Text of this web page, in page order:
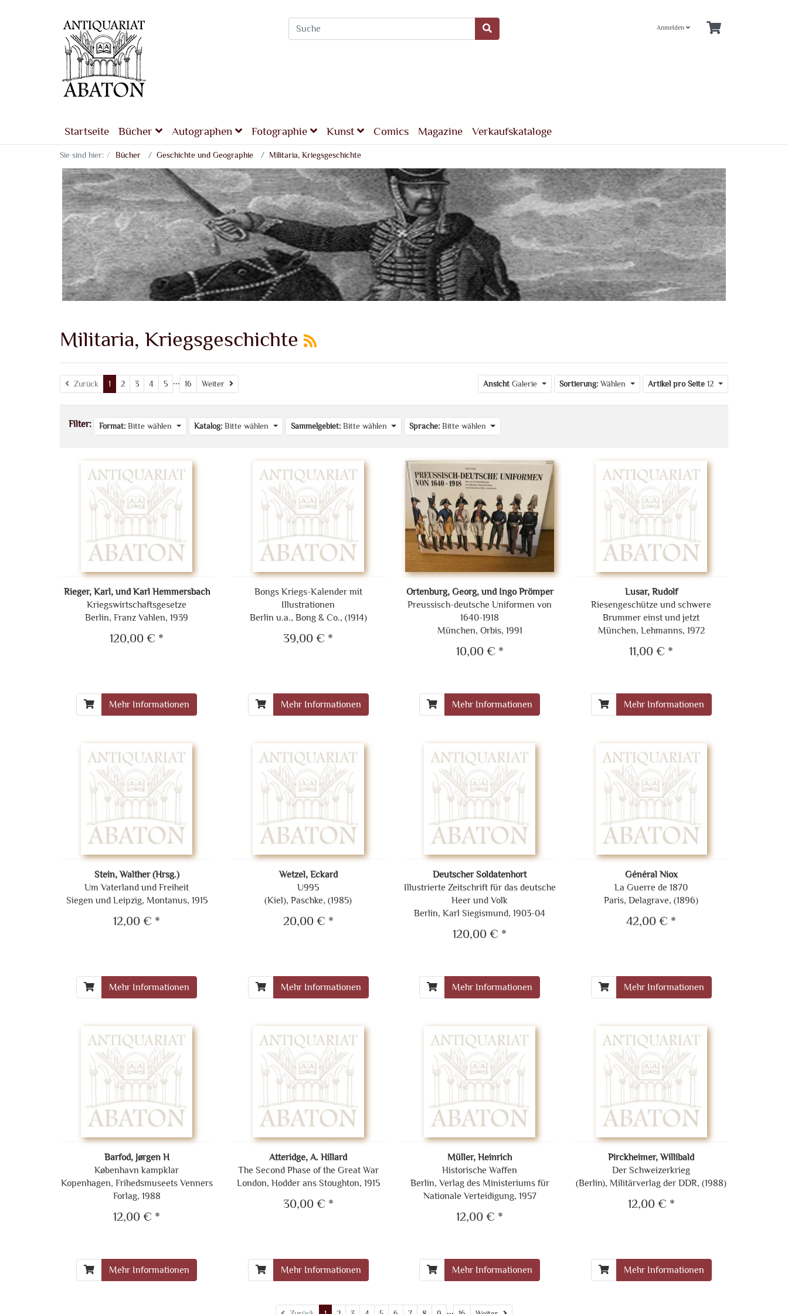
Anmelden
Startseite Bücher Autographen Fotographie Kunst Comics Magazine Verkaufskataloge
Sie sind hier: Bücher Geschichte und Geographie Militaria, Kriegsgeschichte
Militaria, Kriegsgeschichte
Zurück 1 2 3 4 5 ... 16 Weiter Weiter Ansicht Galerie Sortierung: Wählen Artikel pro Seite 12
Filter: Format: Bitte wählen Katalog: Bitte wählen Sammelgebiet: Bitte wählen Sprache: Bitte wählen
Rieger, Karl, und Karl Hemmersbach
Kriegswirtschaftsgesetze
Berlin, Franz Vahlen, 1939
120,00 € *
Mehr Informationen
Bongs Kriegs-Kalender mit
Illustrationen
Berlin u.a., Bong & Co., (1914)
39,00 € *
Mehr Informationen
Ortenburg, Georg, und Ingo Prömper
Preussisch-deutsche Uniformen von
1640-1918
München, Orbis, 1991
10,00 € *
Mehr Informationen
Lusar, Rudolf
Riesengeschütze und schwere
Brummer einst und jetzt
München, Lehmanns, 1972
11,00 € *
Mehr Informationen
Stein, Walther (Hrsg.)
Um Vaterland und Freiheit
Siegen und Leipzig, Montanus, 1915
12,00 € *
Mehr Informationen
Wetzel, Eckard
U995
(Kiel), Paschke, (1985)
20,00 € *
Mehr Informationen
Deutscher Soldatenhort
Illustrierte Zeitschrift für das deutsche
Heer und Volk
Berlin, Karl Siegismund, 1903-04
120,00 € *
Mehr Informationen
Général Niox
La Guerre de 1870
Paris, Delagrave, (1896)
42,00 € *
Mehr Informationen
Barfod, Jørgen H
København kampklar
Kopenhagen, Frihedsmuseets Venners
Forlag, 1988
12,00 € *
Mehr Informationen
Atteridge, A. Hillard
The Second Phase of the Great War
London, Hodder ans Stoughton, 1915
30,00 € *
Mehr Informationen
Müller, Heinrich
Historische Waffen
Berlin, Verlag des Ministeriums für
Nationale Verteidigung, 1957
12,00 € *
Mehr Informationen
Pirckheimer, Willibald
Der Schweizerkrieg
(Berlin), Militärverlag der DDR, (1988)
12,00 € *
Mehr Informationen
...